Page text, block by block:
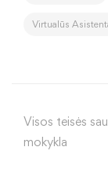
Virtualūs
Visos teisės
mokykla